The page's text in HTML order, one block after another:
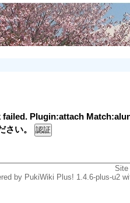
failed. Plugin:attach
さい。
by PukiWiki Plus! 1.4.6-plus-u2